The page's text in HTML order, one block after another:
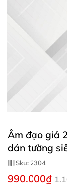
Âm đạo giả
dán tường
Sku: 2304
990.000₫